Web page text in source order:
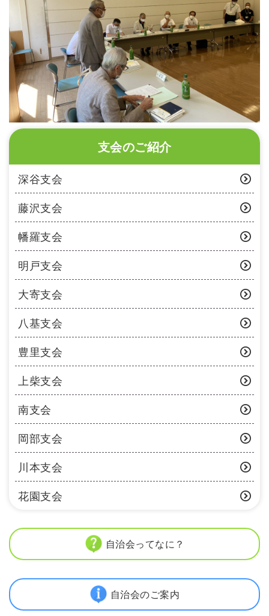
支会のご紹介
深谷支会
藤沢支会
幡羅支会
明戸支会
大寄支会
八基支会
豊里支会
上柴支会
南支会
岡部支会
川本支会
花園支会
自治会ってなに？
自治会のご案内